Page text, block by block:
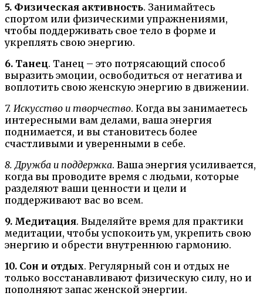
5. Физическая активность. Занимайтесь
спортом или физическими упражнениями,
чтобы поддерживать свое тело в форме и
укреплять свою энергию.
6. Танец. Танец – это потрясающий способ
выразить эмоции, освободиться от негатива и
воплотить свою женскую энергию в движении.
7. Искусство и творчество. Когда вы занимаетесь
интересными вам делами, ваша энергия
поднимается, и вы становитесь более
счастливыми и уверенными в себе.
8. Дружба и поддержка. Ваша энергия усиливается,
когда вы проводите время с людьми, которые
разделяют ваши ценности и цели и
поддерживают вас во всем.
9. Медитация. Выделяйте время для практики
медитации, чтобы успокоить ум, укрепить свою
энергию и обрести внутреннюю гармонию.
10. Сон и отдых. Регулярный сон и отдых не
только восстанавливают физическую силу, но и
пополняют запас женской энергии.